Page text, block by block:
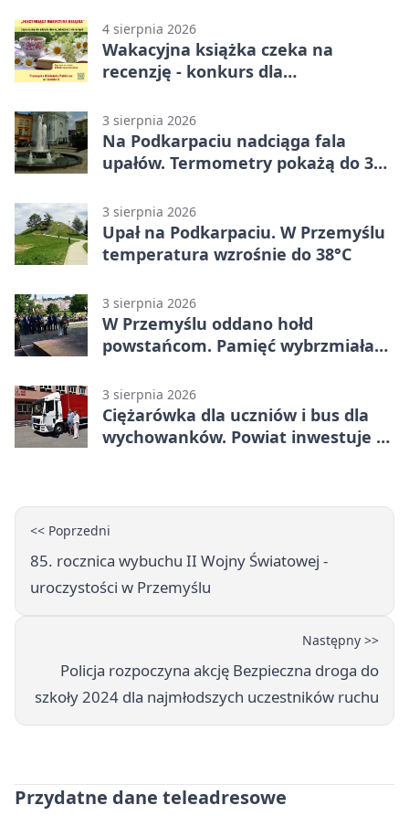
4 sierpnia 2026
Wakacyjna książka czeka na
recenzję - konkurs dla
3 sierpnia 2026
Na Podkarpaciu nadciąga fala
upałów. Termometry pokażą do 36
3 sierpnia 2026
Upał na Podkarpaciu. W Przemyślu
temperatura wzrośnie do 38°C
3 sierpnia 2026
W Przemyślu oddano hołd
powstańcom. Pamięć wybrzmiała
3 sierpnia 2026
Ciężarówka dla uczniów i bus dla
wychowanków. Powiat inwestuje w
<< Poprzedni
85. rocznica wybuchu II Wojny Światowej -
uroczystości w Przemyślu
Następny >>
Policja rozpoczyna akcję Bezpieczna droga do
szkoły 2024 dla najmłodszych uczestników ruchu
Przydatne dane teleadresowe